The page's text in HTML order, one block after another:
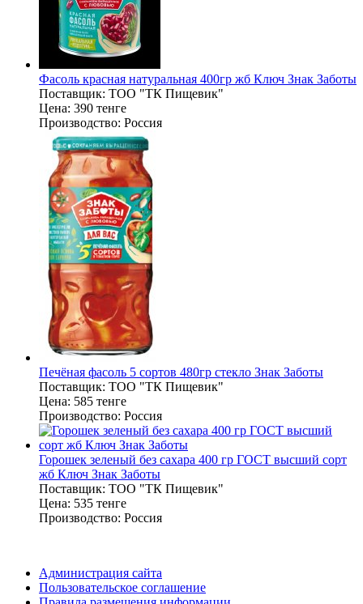
Фасоль красная натуральная 400гр жб Ключ Знак Заботы
Поставщик: ТОО "ТК Пищевик"
Цена: 390 тенге
Производство: Россия
Печёная фасоль 5 сортов 480гр стекло Знак Заботы
Поставщик: ТОО "ТК Пищевик"
Цена: 585 тенге
Производство: Россия
Горошек зеленый без сахара 400 гр ГОСТ высший сорт
жб Ключ Знак Заботы
Поставщик: ТОО "ТК Пищевик"
Цена: 535 тенге
Производство: Россия
Администрация сайта
Пользовательское соглашение